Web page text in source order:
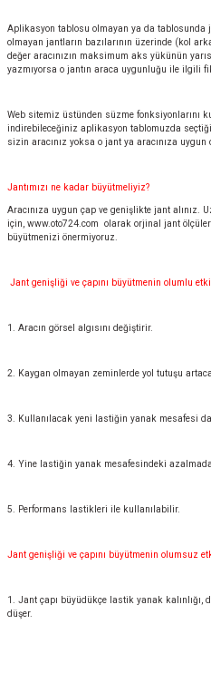
Aplikasyon tablosu olmayan ya da tablosunda
olmayan jantların bazılarının üzerinde (kol
değer aracınızın maksimum aks yükünün
yazmıyorsa o jantın araca uygunluğu ile ilgili
Web sitemiz üstünden süzme fonksiyonlarını
indirebileceğiniz aplikasyon tablomuzda
sizin aracınız yoksa o jant ya aracınıza
Jantımızı ne kadar büyütmeliyiz?
Aracınıza uygun çap ve genişlikte jant alınız.
için, www.oto724.com olarak orjinal jant
büyütmenizi önermiyoruz.
Jant genişliği ve çapını büyütmenin olumlu
1. Aracın görsel algısını değiştirir.
2. Kaygan olmayan zeminlerde yol tutuşu
3. Kullanılacak yeni lastiğin yanak mesafesi
4. Yine lastiğin yanak mesafesindeki
5. Performans lastikleri ile kullanılabilir.
Jant genişliği ve çapını büyütmenin olumsuz
1. Jant çapı büyüdükçe lastik yanak kalınlığı,
düşer.